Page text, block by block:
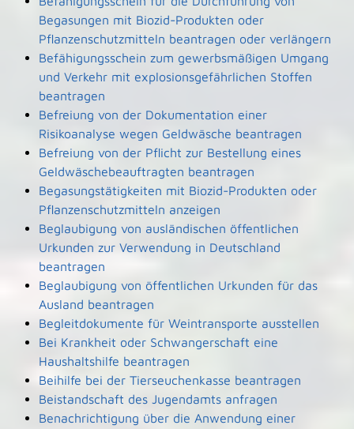
Begasungen mit Biozid-Produkten oder
Pflanzenschutzmitteln beantragen oder verlängern
Befähigungsschein zum gewerbsmäßigen Umgang
und Verkehr mit explosionsgefährlichen Stoffen
beantragen
Befreiung von der Dokumentation einer
Risikoanalyse wegen Geldwäsche beantragen
Befreiung von der Pflicht zur Bestellung eines
Geldwäschebeauftragten beantragen
Begasungstätigkeiten mit Biozid-Produkten oder
Pflanzenschutzmitteln anzeigen
Beglaubigung von ausländischen öffentlichen
Urkunden zur Verwendung in Deutschland
beantragen
Beglaubigung von öffentlichen Urkunden für das
Ausland beantragen
Begleitdokumente für Weintransporte ausstellen
Bei Krankheit oder Schwangerschaft eine
Haushaltshilfe beantragen
Beihilfe bei der Tierseuchenkasse beantragen
Beistandschaft des Jugendamts anfragen
Benachrichtigung über die Anwendung einer